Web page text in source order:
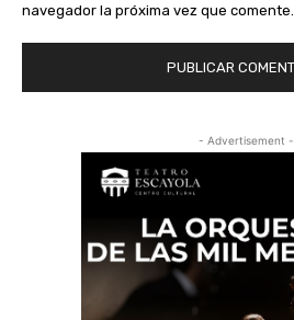
navegador la próxima vez que comente.
- Advertisement -